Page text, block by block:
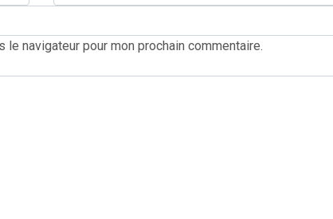
navigateur pour mon prochain commentaire.